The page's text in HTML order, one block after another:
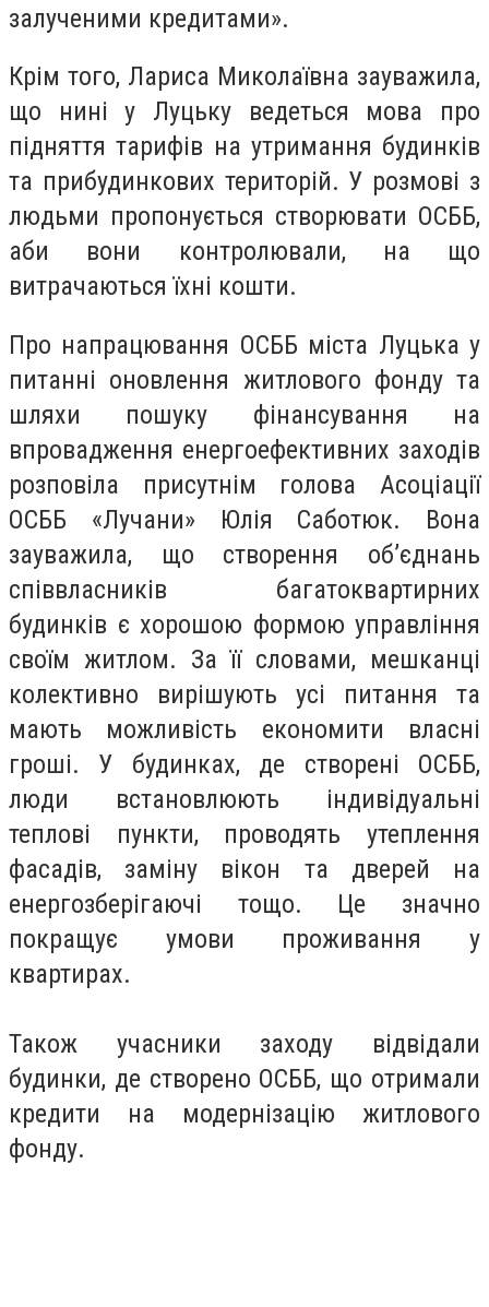
залученими кредитами».
Крім того, Лариса Миколаївна зауважила,
що нині у Луцьку ведеться мова про
підняття тарифів на утримання будинків
та прибудинкових територій. У розмові з
людьми пропонується створювати ОСББ,
аби вони контролювали, на що
витрачаються їхні кошти.
Про напрацювання ОСББ міста Луцька у
питанні оновлення житлового фонду та
шляхи пошуку фінансування на
впровадження енергоефективних заходів
розповіла присутнім голова Асоціації
ОСББ «Лучани» Юлія Саботюк. Вона
зауважила, що створення об’єднань
співвласників багатоквартирних
будинків є хорошою формою управління
своїм житлом. За її словами, мешканці
колективно вирішують усі питання та
мають можливість економити власні
гроші. У будинках, де створені ОСББ,
люди встановлюють індивідуальні
теплові пункти, проводять утеплення
фасадів, заміну вікон та дверей на
енергозберігаючі тощо. Це значно
покращує умови проживання у
квартирах.
Також учасники заходу відвідали
будинки, де створено ОСББ, що отримали
кредити на модернізацію житлового
фонду.